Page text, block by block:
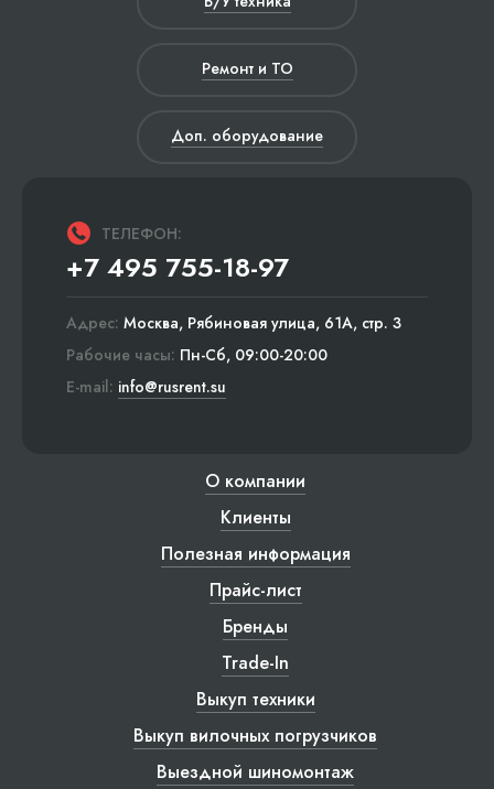
Ремонт и ТО
Доп. оборудование
ТЕЛЕФОН:
+7 495 755-18-97
Адрес: Москва, Рябиновая улица, 61А, стр. 3
Рабочие часы: Пн-Сб, 09:00-20:00
E-mail: info@rusrent.su
О компании
Клиенты
Полезная информация
Прайс-лист
Бренды
Trade-In
Выкуп техники
Выкуп вилочных погрузчиков
Выездной шиномонтаж